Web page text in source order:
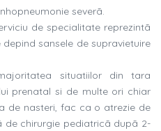
severã.
de specialitate reprezintã
sansele de supravietuire
situatiilor din tara
prenatal si de multe ori chiar
de nasteri, fac ca o atrezie de
chirurgie pediatricã dupã 2-